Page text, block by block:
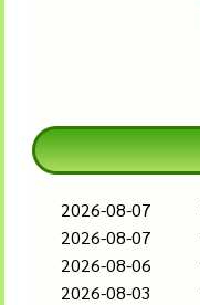
2026-08-07
2026-08-07
2026-08-06
2026-08-03